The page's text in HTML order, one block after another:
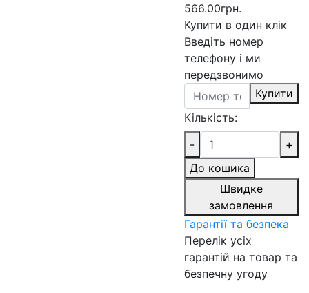
566.00грн.
Купити в один клік
Введіть номер
телефону і ми
передзвонимо
Купити
Кількість:
-
+
До кошика
Швидке
замовлення
Гарантії та безпека
Перелік усіх
гарантій на товар та
безпечну угоду